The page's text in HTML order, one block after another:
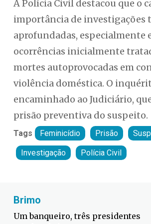
A Polícia Civil destacou que o
importância de investigações
aprofundadas, especialmente
ocorrências inicialmente
mortes autoprovocadas em
violência doméstica. O
encaminhado ao Judiciário,
prisão preventiva do suspeito.
Tags Feminicídio Prisão
Investigação Polícia Civil
Fabiano Bordignon
Defesa Civil lança campanha